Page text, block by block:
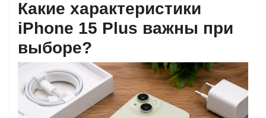
Какие характеристики
iPhone 15 Plus важны при
выборе?